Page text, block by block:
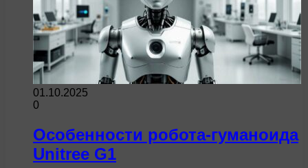
01.10.2025
0
Особенности робота-гуманоида
Unitree G1